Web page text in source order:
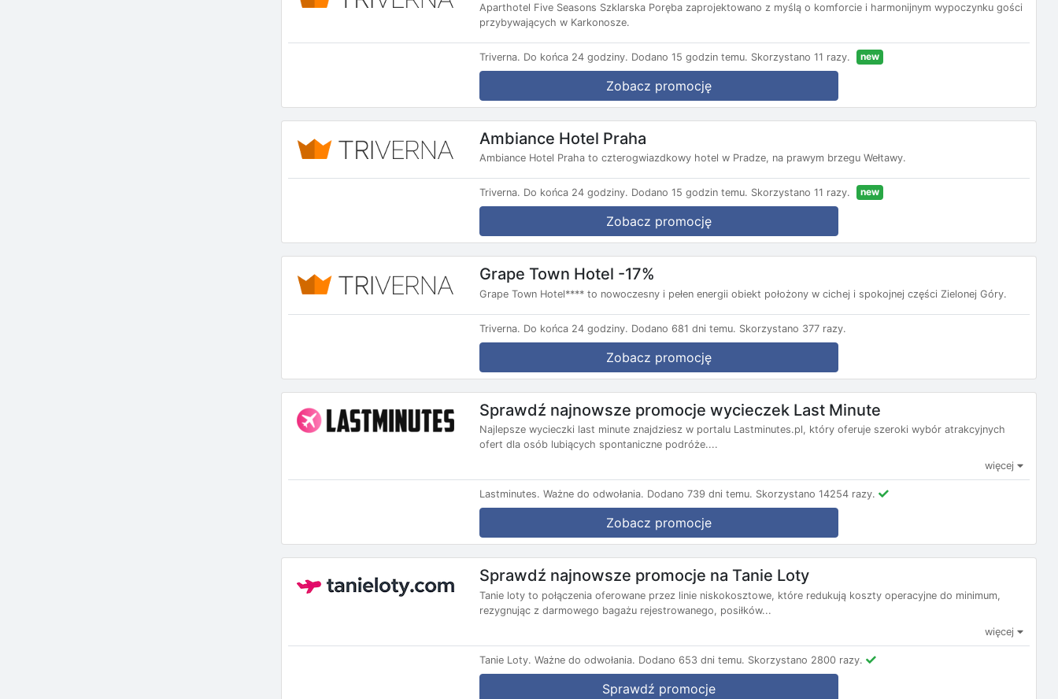
Aparthotel Five Seasons Szklarska Poręba zaprojektowano z myślą o komforcie i harmonijnym wypoczynku gości
przybywających w Karkonosze.
Triverna. Do końca 24 godziny. Dodano 15 godzin temu. Skorzystano 11 razy. new
Zobacz promocję
Ambiance Hotel Praha
Ambiance Hotel Praha to czterogwiazdkowy hotel w Pradze, na prawym brzegu Wełtawy.
Triverna. Do końca 24 godziny. Dodano 15 godzin temu. Skorzystano 11 razy. new
Zobacz promocję
Grape Town Hotel -17%
Grape Town Hotel**** to nowoczesny i pełen energii obiekt położony w cichej i spokojnej części Zielonej Góry.
Triverna. Do końca 24 godziny. Dodano 681 dni temu. Skorzystano 377 razy.
Zobacz promocję
Sprawdź najnowsze promocje wycieczek Last Minute
Najlepsze wycieczki last minute znajdziesz w portalu Lastminutes.pl, który oferuje szeroki wybór atrakcyjnych
ofert dla osób lubiących spontaniczne podróże....
więcej
Lastminutes. Ważne do odwołania. Dodano 739 dni temu. Skorzystano 14254 razy.
Zobacz promocje
Sprawdź najnowsze promocje na Tanie Loty
Tanie loty to połączenia oferowane przez linie niskokosztowe, które redukują koszty operacyjne do minimum,
rezygnując z darmowego bagażu rejestrowanego, posiłków...
więcej
Tanie Loty. Ważne do odwołania. Dodano 653 dni temu. Skorzystano 2800 razy.
Sprawdź promocje